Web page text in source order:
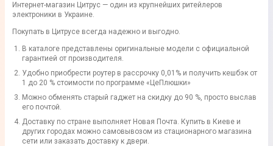
Интернет-магазин Цитрус — один из крупнейших ритейлеров
электроники в Украине.
Покупать в Цитрусе всегда надежно и выгодно.
В каталоге представлены оригинальные модели с официальной
гарантией от производителя.
Удобно приобрести роутер в рассрочку 0,01% и получить кешбэк от
1 до 20 % стоимости по программе «ЦеПлюшки»
Можно обменять старый гаджет на скидку до 90 %, просто выслав
его почтой.
Доставку по стране выполняет Новая Почта. Купить в Киеве и
других городах можно самовывозом из стационарного магазина
сети или заказать доставку к двери.